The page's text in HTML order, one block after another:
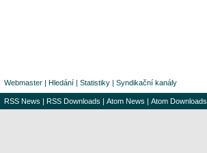
Webmaster | Hledání | Statistiky | Syndikační kanály
RSS News | RSS Downloads | Atom News | Atom Downloads